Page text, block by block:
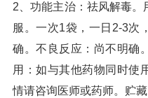
2、功能主治：祛风解毒
服。一次1袋，一日2-3次
确。不良反应：尚不明确
用：如与其他药物同时使
情请咨询医师或药师。贮藏